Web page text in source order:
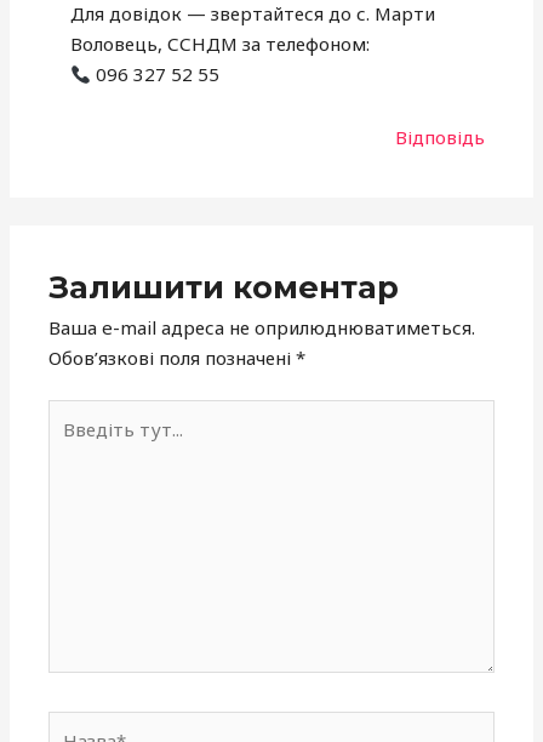
Для довідок — звертайтеся до с. Марти
Воловець, ССНДМ за телефоном:
096 327 52 55
Відповідь
Залишити коментар
Ваша e-mail адреса не оприлюднюватиметься.
Обов’язкові поля позначені*
тут...